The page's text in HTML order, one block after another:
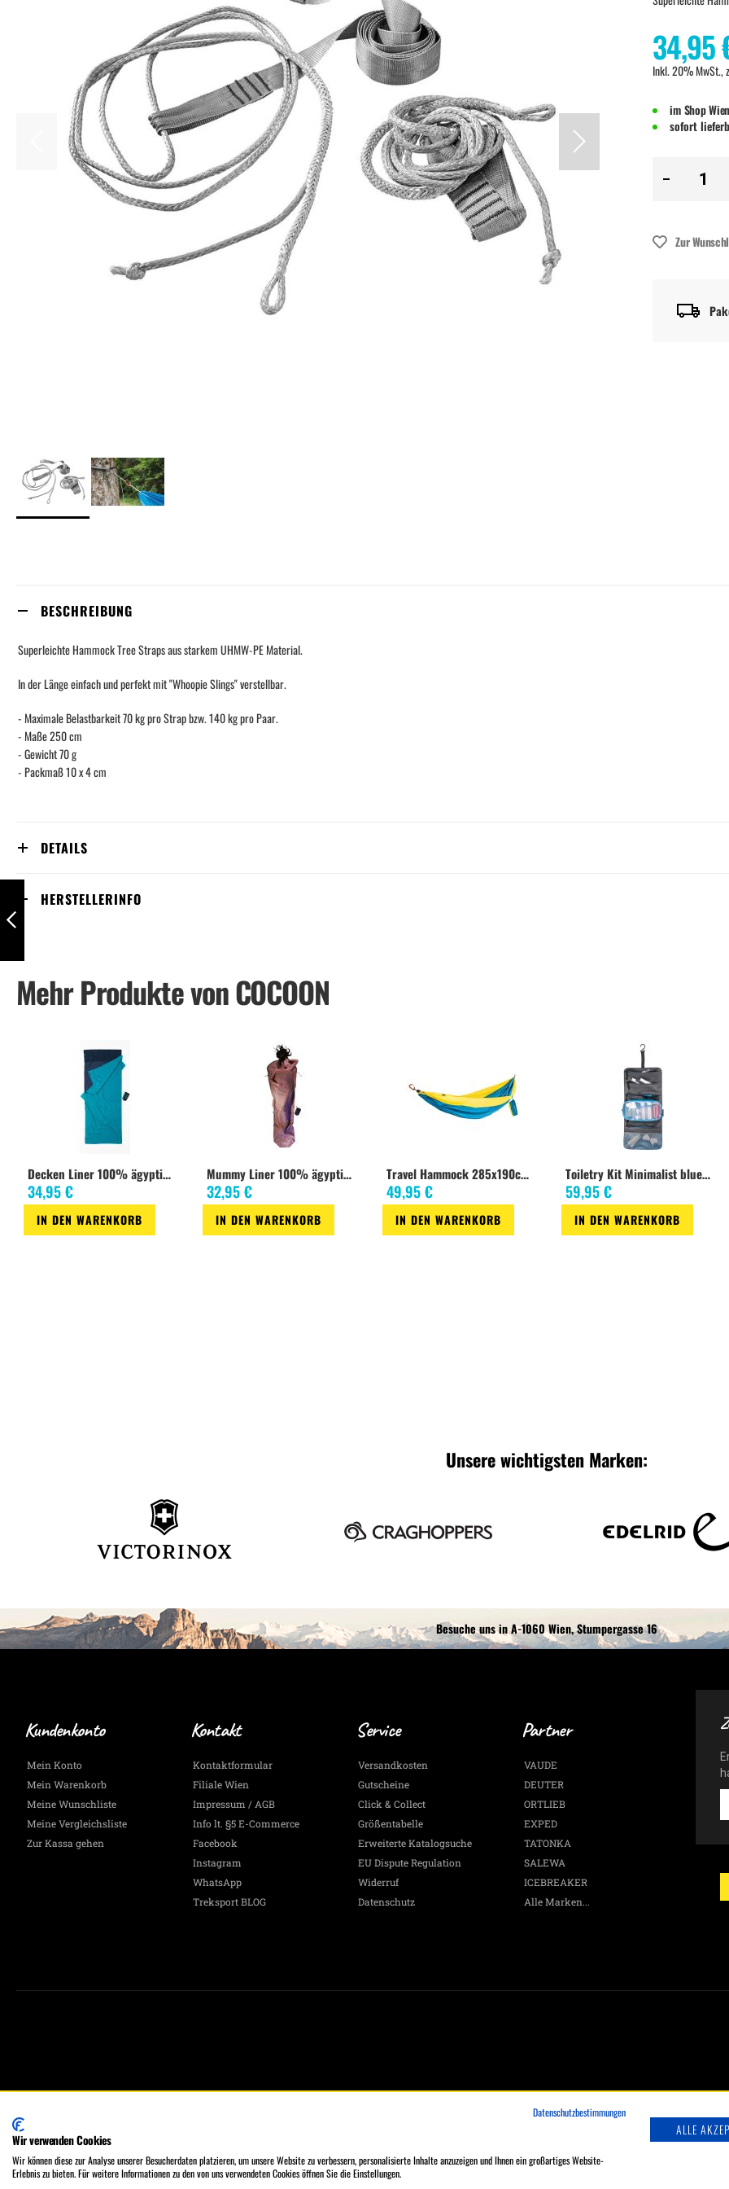
285x190cm island
the
34,95
Inkl. 20% MwSt.,
im Shop
sofort
Zur
BESCHREIBUNG
Superleichte Hammock Tree Straps aus starkem UHMW-PE Material.
In der Länge einfach und perfekt mit "Whoopie Slings" verstellbar.
- Maximale Belastbarkeit 70 kg pro Strap bzw. 140 kg pro Paar.
- Maße 250 cm
- Gewicht 70 g
- Packmaß 10 x 4 cm
DETAILS
HERSTELLERINFO
Mehr Produkte von COCOON
Decken Liner 100% ägyptische Baumwolle tuareg/laguna blue
34,95 €
IN DEN WARENKORB
Mummy Liner 100% ägyptische baumwolle khaki
32,95 €
IN DEN WARENKORB
Travel Hammock 285x190cm island green, double
49,95 €
IN DEN WARENKORB
Toiletry Kit Minimalist blue, hanging
59,95 €
IN DEN WARENKORB
Unsere wichtigsten Marken:
Besuche uns in A-1060 Wien, Stumpergasse 16
Kundenkonto
Mein Konto
Mein Warenkorb
Meine Wunschliste
Meine Vergleichsliste
Zur Kassa gehen
Kontakt
Kontaktformular
Filiale Wien
Impressum / AGB
Info lt. §5 E-Commerce
Facebook
Instagram
WhatsApp
Treksport BLOG
Service
Versandkosten
Gutscheine
Click & Collect
Größentabelle
Erweiterte Katalogsuche
EU Dispute Regulation
Widerruf
Datenschutz
Partner
VAUDE
DEUTER
ORTLIEB
EXPED
TATONKA
SALEWA
ICEBREAKER
Alle Marken...
Treksport Outdoor Shop, A-1060 Wien, Stumpergasse 16
MO - FR 9:30 - 18:00, SA 9:30 - 17:00 Uhr
Datenschutzbestimmungen
Wir verwenden Cookies
Wir können diese zur Analyse unserer Besucherdaten platzieren, um unsere Website zu verbessern, personalisierte Inhalte anzuzeigen und Ihnen ein großartiges Website-
Erlebnis zu bieten. Für weitere Informationen zu den von uns verwendeten Cookies öffnen Sie die Einstellungen.
ALLE